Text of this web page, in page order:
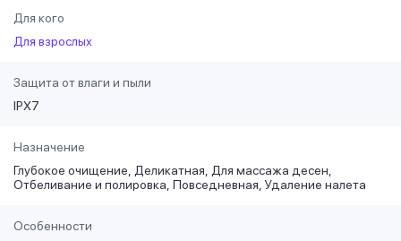
Для кого
Для взрослых
Защита от влаги и пыли
IPX7
Назначение
Глубокое очищение Деликатная Для массажа десен
Отбеливание и полировка Повседневная Удаление налета
Особенности